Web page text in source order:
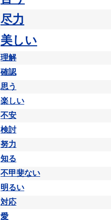
尽力
美しい
理解
確認
思う
楽しい
不安
検討
努力
知る
不甲斐ない
明るい
対応
愛